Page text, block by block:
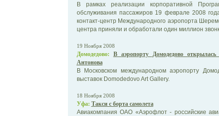
В рамках реализации корпоративной
обслуживания пассажиров 19 феврале 2008
контакт-центр Международного аэропорта
центра приняли и обработали один миллион
19 Ноября 2008
Домодедово:
В аэропорту Домодедово
Антонова
В Московском международном аэропорту
выставок Domodedovo Art Gallery.
18 Ноября 2008
Уфа: Такси с борта самолета
Авиакомпания ОАО «Аэрофлот - российские